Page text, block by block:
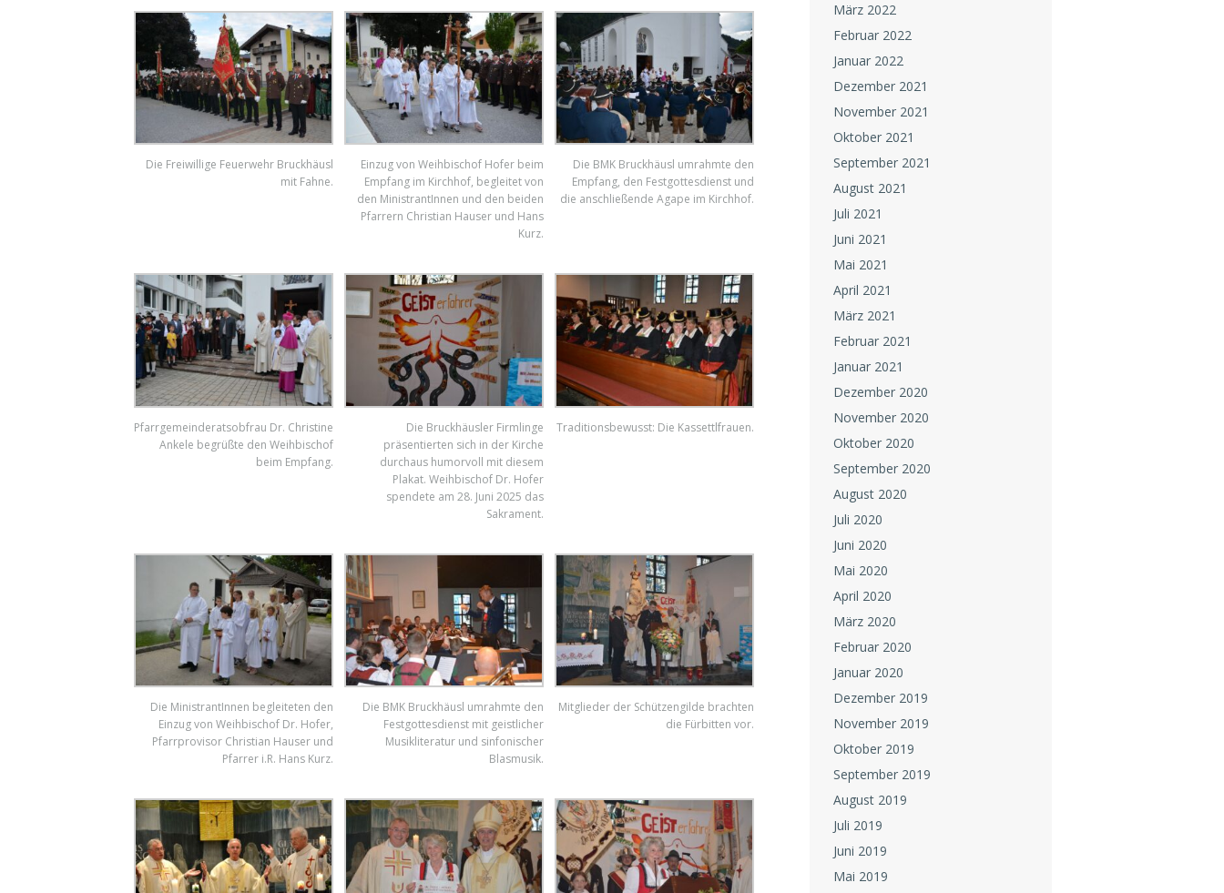
Die Freiwillige Feuerwehr Bruckhäusl
mit Fahne.
Einzug von Weihbischof Hofer beim
Empfang im Kirchhof, begleitet von
den MinistrantInnen und den beiden
Pfarrern Christian Hauser und Hans
Kurz.
Die BMK Bruckhäusl umrahmte den
Empfang, den Festgottesdienst und
die anschließende Agape im Kirchhof.
Pfarrgemeinderatsobfrau Dr. Christine
Ankele begrüßte den Weihbischof
beim Empfang.
Die Bruckhäusler Firmlinge
präsentierten sich in der Kirche
durchaus humorvoll mit diesem
Plakat. Weihbischof Dr. Hofer
spendete am 28. Juni 2025 das
Sakrament.
Traditionsbewusst: Die Kassettlfrauen.
Die MinistrantInnen begleiteten den
Einzug von Weihbischof Dr. Hofer,
Pfarrprovisor Christian Hauser und
Pfarrer i.R. Hans Kurz.
Die BMK Bruckhäusl umrahmte den
Festgottesdienst mit geistlicher
Musikliteratur und sinfonischer
Blasmusik.
Mitglieder der Schützengilde brachten
die Fürbitten vor.
März 2022
Februar 2022
Januar 2022
Dezember 2021
November 2021
Oktober 2021
September 2021
August 2021
Juli 2021
Juni 2021
Mai 2021
April 2021
März 2021
Februar 2021
Januar 2021
Dezember 2020
November 2020
Oktober 2020
September 2020
August 2020
Juli 2020
Juni 2020
Mai 2020
April 2020
März 2020
Februar 2020
Januar 2020
Dezember 2019
November 2019
Oktober 2019
September 2019
August 2019
Juli 2019
Juni 2019
Mai 2019